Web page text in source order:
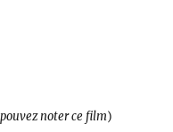
noter ce film)